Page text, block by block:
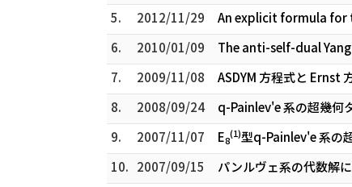
5.
2012/11/29
An explicit formula for
6.
2010/01/09
The anti-self-dual
7.
2009/11/08
ASDYM 方程式と Ernst
8.
2008/09/24
q-Painlev'e 系の超幾何
9.
2007/11/07 E8
(1)型q-Painlev'e 系の
10. 2007/09/15
パンルヴェ系の代数解